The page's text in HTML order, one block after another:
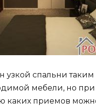
узкой спальни
мебели, но
каких приемов